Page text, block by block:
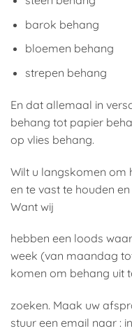
barok behang
bloemen behang
strepen behang
En dat allemaal in
behang tot papier
op vlies behang.
Wilt u langskomen om
en te vast te houden
Want wij
hebben een loods
week (van maandag
komen om behang uit
zoeken. Maak uw
stuur een email naar :